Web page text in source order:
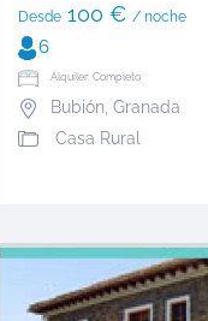
Desde100 € / noche
6
Alquiler: Completo
Bubión, Granada
Casa Rural